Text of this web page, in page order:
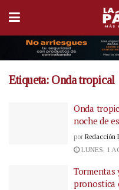
Etiqueta: Onda tropical
Onda
noche de
por Redacción
LUNES, 1
Tormentas
pronostica